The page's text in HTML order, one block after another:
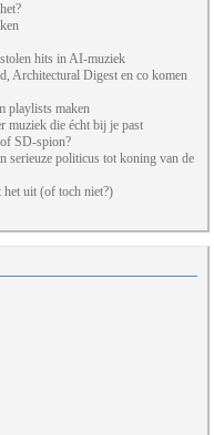
hits in AI-muziek
Architectural Digest en co komen
playlists maken
muziek die écht bij je past
SD-spion?
serieuze politicus tot koning van de
het uit (of toch niet?)